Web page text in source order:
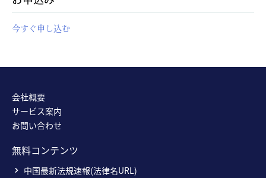
今すぐ申し込む
会社概要
サービス案内
お問い合わせ
無料コンテンツ
中国最新法規速報(法律名URL)